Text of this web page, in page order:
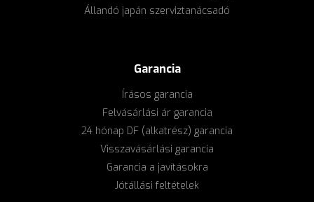
Állandó japán szerviztanácsadó
Garancia
Írásos garancia
Felvásárlási ár garancia
24 hónap DF (alkatrész) garancia
Visszavásárlási garancia
Garancia a javításokra
Jótállási feltételek